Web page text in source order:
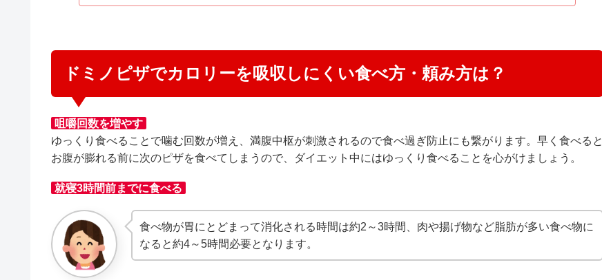
ドミノピザでカロリーを吸収しにくい食べ方・頼み方は？
咀嚼回数を増やす
ゆっくり食べることで噛む回数が増え、満腹中枢が刺激されるので食べ過ぎ防止にも繋がります。早く食べると
お腹が膨れる前に次のピザを食べてしまうので、ダイエット中にはゆっくり食べることを心がけましょう。
就寝3時間前までに食べる
食べ物が胃にとどまって消化される時間は約2～3時間、肉や揚げ物など脂肪が多い食べ物に
なると約4～5時間必要となります。